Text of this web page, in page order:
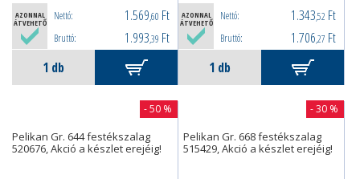
AZONNAL
ÁTVEHETŐ
Nettó: 1.569,60 Ft
Bruttó: 1.993,39 Ft
AZONNAL
ÁTVEHETŐ
Nettó: 1.343,52 Ft
Bruttó: 1.706,27 Ft
- 50 %
Pelikan Gr. 644 festékszalag
520676, Akció a készlet erejéig!
- 30 %
Pelikan Gr. 668 festékszalag
515429, Akció a készlet erejéig!